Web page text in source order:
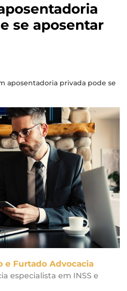
se aposentar
aposentadoria privada pode se
e Furtado Advocacia
especialista em INSS e